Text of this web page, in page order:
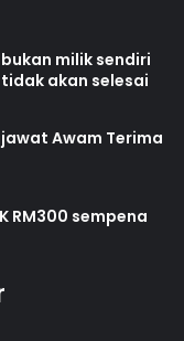
milik sendiri
akan selesai
Awam Terima
RM300 sempena